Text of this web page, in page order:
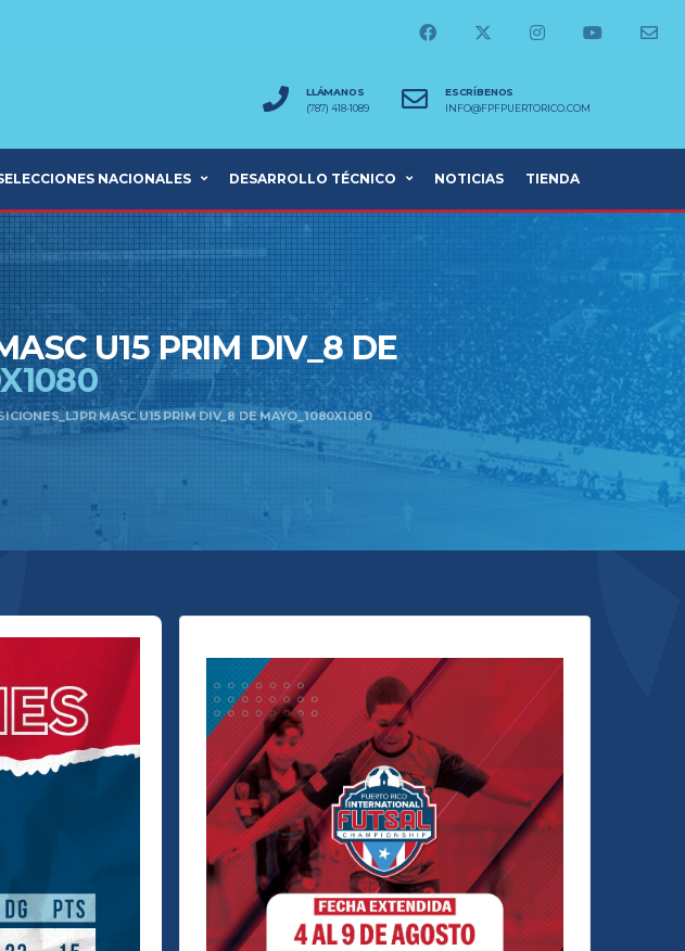
LLÁMANOS
(787) 418-1089
ESCRÍBENOS
INFO@FPFPUERTORICO.COM
NACIONALES DESARROLLO TÉCNICO NOTICIAS TIENDA
U15 PRIM DIV_8 DE
MASC U15 PRIM DIV_8 DE MAYO_1080X1080